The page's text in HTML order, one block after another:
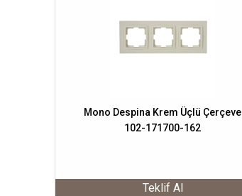
Mono Despina Krem Üçlü Çerçeve
102-171700-162
Teklif Al